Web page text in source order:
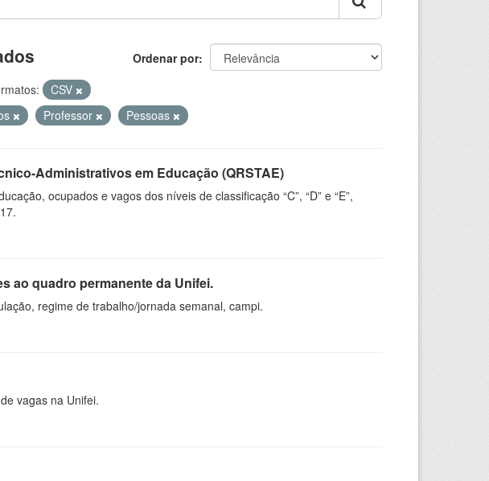
Ordenar por
CSV
Professor Pessoas
Administrativos em Educação (QRSTAE)
ocupados e vagos dos níveis de classificação “C”, “D” e “E”,
ao quadro permanente da Unifei.
regime de trabalho/jornada semanal, campi.
vagas na Unifei.